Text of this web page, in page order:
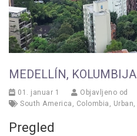
MEDELLÍN, KOLUMBIJA
01. januar 1
Objavljeno od
South America , Colombia , Urban,
Pregled